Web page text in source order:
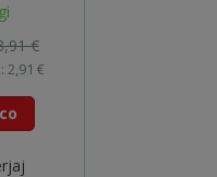
€
2,91 €